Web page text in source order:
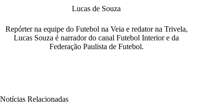
Lucas de Souza
Repórter na equipe do Futebol na Veia e redator na Trivela,
Lucas Souza é narrador do canal Futebol Interior e da
Federação Paulista de Futebol.
Notícias Relacionadas